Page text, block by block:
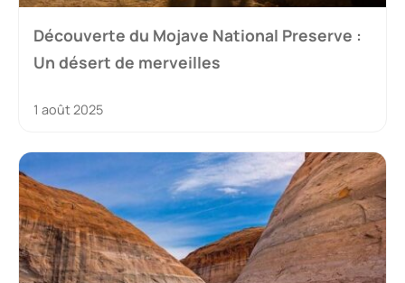
Découverte du Mojave National Preserve :
Un désert de merveilles
1 août 2025